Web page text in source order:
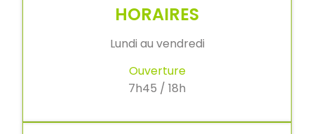
HORAIRES
Lundi au vendredi
Ouverture
7h45 / 18h